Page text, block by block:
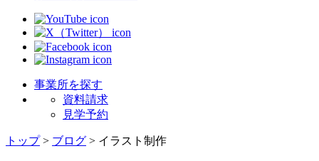
事業所を探す
資料請求
見学予約
トップ> ブログ > イラスト制作